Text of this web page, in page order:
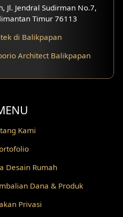
Bali
Jl. Jendral Sudirman No.7,
Timur 76113
di Balikpapan
Architect Balikpapan
Kami
Desain Rumah
Dana & Produk
Privasi